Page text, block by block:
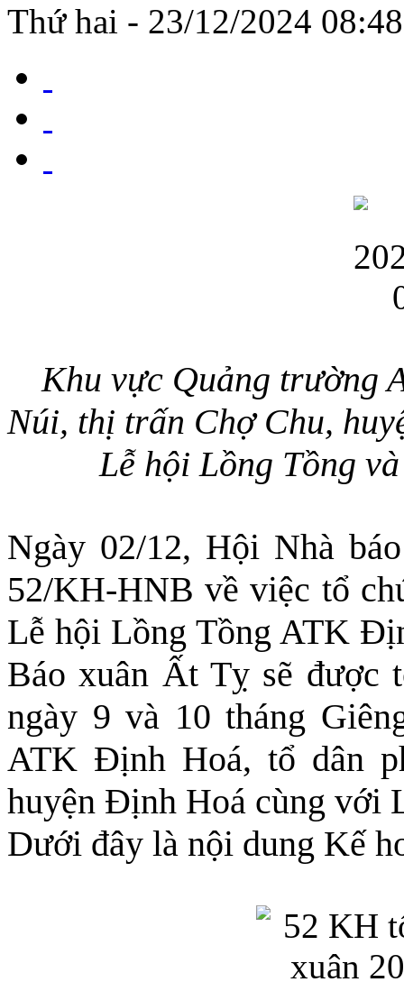
Thứ hai - 23/12/2024
Khu vực Quảng trường
Núi, thị trấn Chợ Chu,
Lễ hội Lồng Tồng
Ngày 02/12, Hội Nhà
52/KH-HNB về việc tổ
Lễ hội Lồng Tồng ATK
Báo xuân Ất Tỵ sẽ được
ngày 9 và 10 tháng
ATK Định Hoá, tổ dân
huyện Định Hoá cùng với
Dưới đây là nội dung Kế